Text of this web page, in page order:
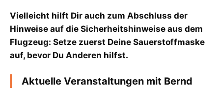
Vielleicht hilft Dir auch zum Abschluss der
Hinweise auf die Sicherheitshinweise aus dem
Flugzeug: Setze zuerst Deine Sauerstoffmaske
auf, bevor Du Anderen hilfst.
Aktuelle Veranstaltungen mit Bernd